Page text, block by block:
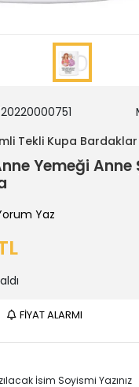
Tekli Kupa Bardaklar
Yemeği Anne
Yaz
FİYAT ALARMI
İsim Soyismi Yazınız